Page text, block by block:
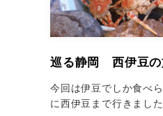
巡る静岡 西伊豆の
今回は伊豆でしか食べ
に西伊豆まで行きまし